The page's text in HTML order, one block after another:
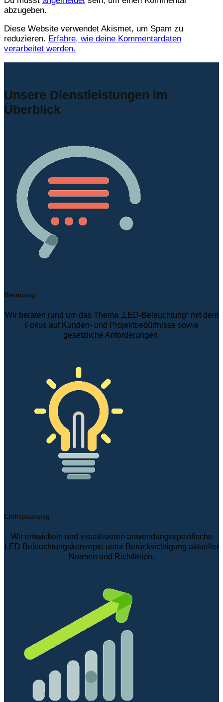
abzugeben.
Diese Website verwendet Akismet, um Spam zu
reduzieren. Erfahre, wie deine Kommentardaten
verarbeitet werden.
Unsere Dienstleistungen im
Überblick
Beratung
Wir beraten rund um das Thema „LED-Beleuchtung“ mit dem
Fokus auf Kunden- und Projektbedürfnisse sowie
gesetzliche Anforderungen.
Lichtplanung
Wir entwickeln und visualisieren anwendungsspezifische
LED Beleuchtungskonzepte unter Berücksichtigung aktueller
Normen und Richtlinien.